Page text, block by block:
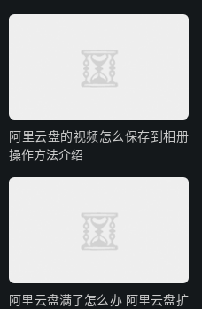
阿里云盘的视频怎么保存到相册
操作方法介绍
阿里云盘满了怎么办 阿里云盘扩